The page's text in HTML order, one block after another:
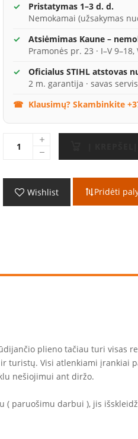
Pristatymas 1–3 d. d.
Nemokamai (užsakymas
Atsiėmimas Kaune –
Pramonės pr. 23 · I–V 9–18,
Oficialus STIHL atstovas
2 m. garantija · savas
Klausimų? Skambinkite
Wishlist Pridėti
plieno tačiau turi visas
Visi atlenkiami įrankiai
nešiojimui ant diržo.
paruošimu darbui ), jis